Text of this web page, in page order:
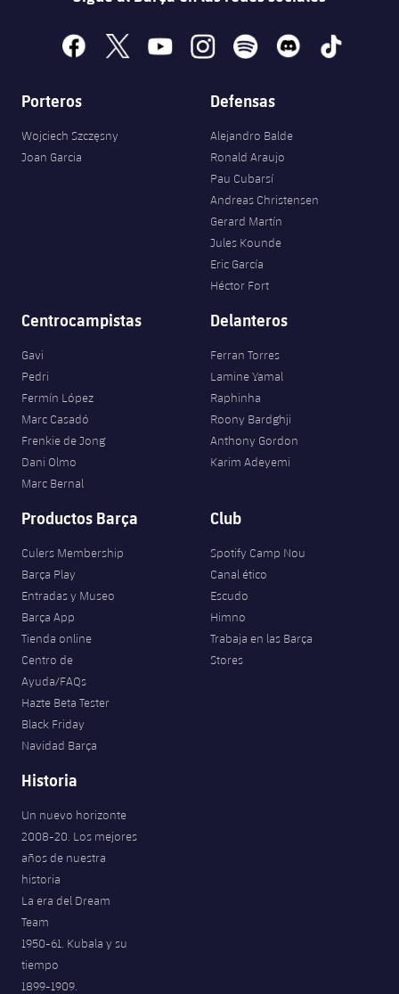
facebookx youtubeinstagramspotify discord tiktok
Porteros
Wojciech Szczęsny
Joan Garcia
Defensas
Alejandro Balde
Ronald Araujo
Pau Cubarsí
Andreas Christensen
Gerard Martín
Jules Kounde
Eric García
Héctor Fort
Centrocampistas
Gavi
Pedri
Fermín López
Marc Casadó
Frenkie de Jong
Dani Olmo
Marc Bernal
Delanteros
Ferran Torres
Lamine Yamal
Raphinha
Roony Bardghji
Anthony Gordon
Karim Adeyemi
Productos Barça
Culers Membership
Barça Play
Entradas y Museo
Barça App
Tienda online
Centro de
Ayuda/FAQs
Hazte Beta Tester
Black Friday
Navidad Barça
Club
Spotify Camp Nou
Canal ético
Escudo
Himno
Trabaja en las Barça
Stores
Historia
Un nuevo horizonte
2008-20. Los mejores
años de nuestra
historia
La era del Dream
Team
1950-61. Kubala y su
tiempo
1899-1909.